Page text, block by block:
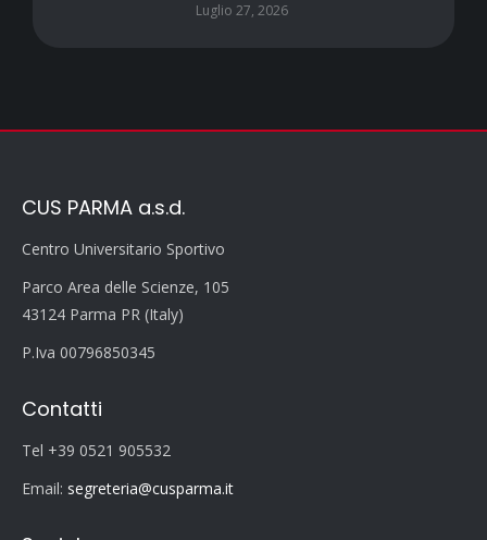
Luglio 27, 2026
CUS PARMA a.s.d.
Centro Universitario Sportivo
Parco Area delle Scienze, 105
43124 Parma PR (Italy)
P.Iva 00796850345
Contatti
Tel +39 0521 905532
Email: segreteria@cusparma.it